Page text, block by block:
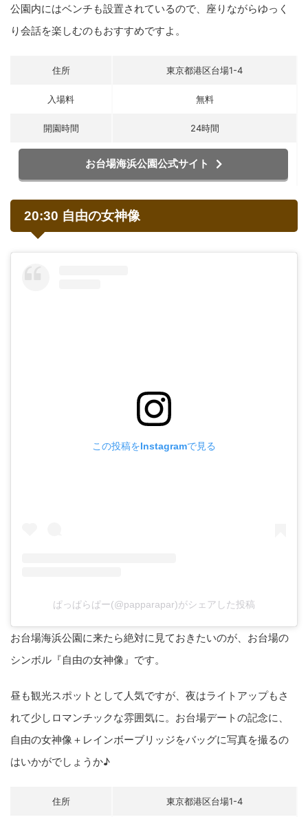
公園内にはベンチも設置されているので、座りながらゆっく
り会話を楽しむのもおすすめですよ。
住所 東京都港区台場1-4
入場料 無料
開園時間 24時間
お台場海浜公園公式サイト
20:30 自由の女神像
この投稿をInstagramで見る
ぱっぱらぱー(@papparapar)がシェアした投稿
お台場海浜公園に来たら絶対に見ておきたいのが、お台場の
シンボル『自由の女神像』です。
昼も観光スポットとして人気ですが、夜はライトアップもさ
れて少しロマンチックな雰囲気に。お台場デートの記念に、
自由の女神像＋レインボーブリッジをバッグに写真を撮るの
はいかがでしょうか♪
住所 東京都港区台場1-4